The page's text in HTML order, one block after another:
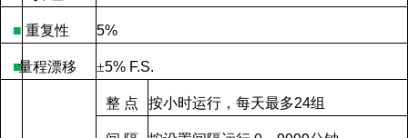
■ 重复性 5%
■量程漂移 ±5% F.S.
整 点 按小时运行，每天最多24组